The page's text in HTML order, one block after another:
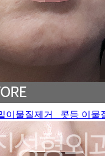
이물질제거 콧등 이물